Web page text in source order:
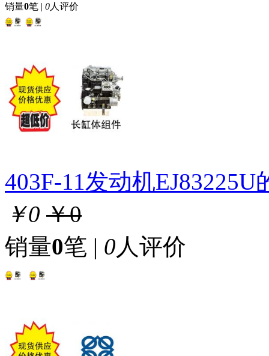
销量0笔 | 0人评价
403F-11发动机
￥0 ￥0
销量0笔 | 0人评价